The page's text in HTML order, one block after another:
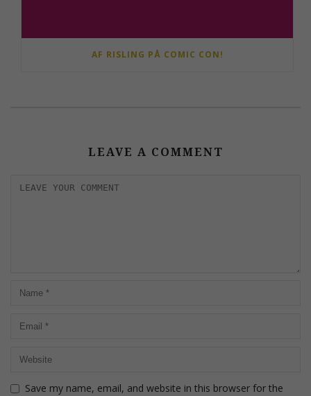
AF RISLING PÅ COMIC CON!
LEAVE A COMMENT
Save my name, email, and website in this browser for the